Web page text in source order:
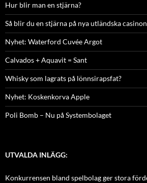
Hur blir man en stjärna?
Så blir du en stjärna på nya utländska casinon
Nyhet: Waterford Cuvée Argot
Calvados + Aquavit = Sant
Whisky som lagrats på lönnsirapsfat?
Nyhet: Koskenkorva Apple
Poli Bomb – Nu på Systembolaget
UTVALDA INLÄGG:
Konkurrensen bland spelbolag ger stora